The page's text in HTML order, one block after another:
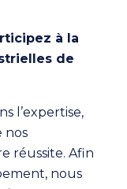
à la
de
l’expertise,
nos
réussite. Afin
nous